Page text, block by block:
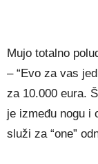
Mujo totalno
– “Evo za vas
za 10.000 eura.
je između nogu i
služi za “one”